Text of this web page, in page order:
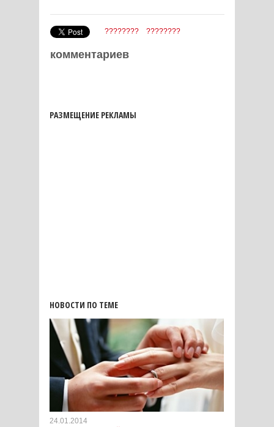
???????? ????????
комментариев
РАЗМЕЩЕНИЕ РЕКЛАМЫ
НОВОСТИ ПО ТЕМЕ
24.01.2014